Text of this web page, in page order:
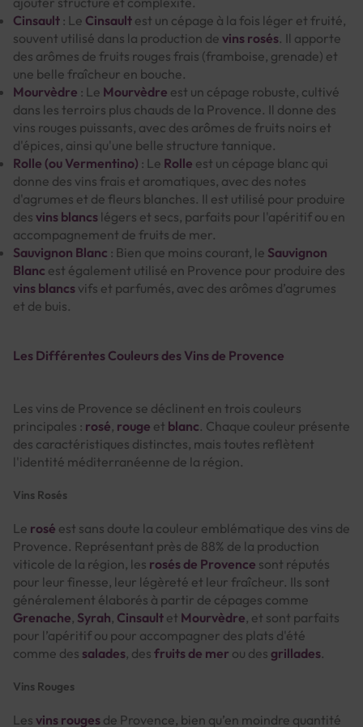
Cinsault : Le Cinsault est un cépage à la fois léger et fruité,
souvent utilisé dans la production de vins rosés. Il apporte
des arômes de fruits rouges frais (framboise, grenade) et
une belle fraîcheur en bouche.
Mourvèdre : Le Mourvèdre est un cépage robuste, cultivé
dans les terroirs plus chauds de la Provence. Il donne des
vins rouges puissants, avec des arômes de fruits noirs et
d'épices, ainsi qu'une belle structure tannique.
Rolle (ou Vermentino) : Le Rolle est un cépage blanc qui
donne des vins frais et aromatiques, avec des notes
d'agrumes et de fleurs blanches. Il est utilisé pour produire
des vins blancs légers et secs, parfaits pour l'apéritif ou en
accompagnement de fruits de mer.
Sauvignon Blanc : Bien que moins courant, le Sauvignon
Blanc est également utilisé en Provence pour produire des
vins blancs vifs et parfumés, avec des arômes d’agrumes
et de buis.
Les Différentes Couleurs des Vins de Provence
Les vins de Provence se déclinent en trois couleurs
principales : rosé, rouge et blanc. Chaque couleur présente
des caractéristiques distinctes, mais toutes reflètent
l'identité méditerranéenne de la région.
Vins Rosés
Le rosé est sans doute la couleur emblématique des vins de
Provence. Représentant près de 88% de la production
viticole de la région, les rosés de Provence sont réputés
pour leur finesse, leur légèreté et leur fraîcheur. Ils sont
généralement élaborés à partir de cépages comme
Grenache, Syrah, Cinsault et Mourvèdre, et sont parfaits
pour l’apéritif ou pour accompagner des plats d'été
comme des salades, des fruits de mer ou des grillades.
Vins Rouges
Les vins rouges de Provence, bien qu’en moindre quantité